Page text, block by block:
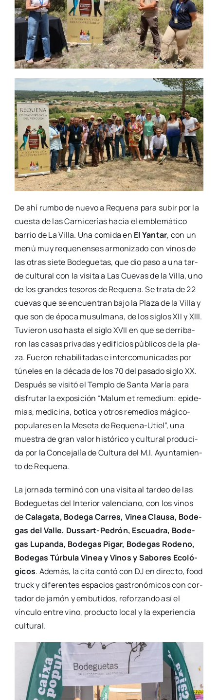
De ahí rum­bo de nue­vo a Reque­na para subir por la
cues­ta de las Car­ni­ce­rías hacia el emble­má­ti­co
barrio de La Villa. Una comi­da en El Yan­tar, con un
menú muy reque­nen­ses armo­ni­za­do con vinos de
las otras sie­te Bode­gue­tas, que dio paso a una tar­
de cul­tu­ral con la visi­ta a Las Cue­vas de la Villa, uno
de los gran­des teso­ros de Reque­na. Se tra­ta de 22
cue­vas que se encuen­tran bajo la Pla­za de la Villa y
que son de épo­ca musul­ma­na, de los siglos XII y XIII.
Tuvie­ron uso has­ta el siglo XVII en que se derri­ba­
ron las casas pri­va­das y edi­fi­cios públi­cos de la pla­
za. Fue­ron reha­bi­li­ta­das e inter­co­mu­ni­ca­das por
túne­les en la déca­da de los 70 del pasa­do siglo XX.
Des­pués se visi­tó el Tem­plo de San­ta María para
dis­fru­tar la expo­si­ción “Malum et reme­dium: epi­de­
mias, medi­ci­na, boti­ca y otros reme­dios mági­­co-
popu­­la­­res en la Mese­ta de Reque­­na-Utiel”, una
mues­tra de gran valor his­tó­ri­co y cul­tu­ral pro­du­ci­
da por la Con­ce­ja­lía de Cul­tu­ra del M.I. Ayun­ta­mien­
to de Reque­na.
La jor­na­da ter­mi­nó con una visi­ta al tar­deo de las
Bode­gue­tas del Inte­rior valen­ciano, con los vinos
deCala­ga­ta, Bode­ga Carres, Vinea Clau­sa, Bode­
gas del Valle, Dus­­sart-Pedrón, Escua­dra, Bode­
gas Lupan­da, Bode­gas Pigar, Bode­gas Rodeno,
Bode­gas Túr­bu­la Vinea y Vinos y Sabo­res Eco­ló­
gi­cos. Ade­más, la cita con­tó con DJ en direc­to, food
truck y dife­ren­tes espa­cios gas­tro­nó­mi­cos con cor­
ta­dor de jamón y embu­ti­dos, refor­zan­do así el
víncu­lo entre vino, pro­duc­to local y la expe­rien­cia
cul­tu­ral.